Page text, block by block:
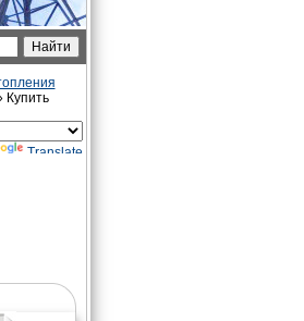
Купить
Translate